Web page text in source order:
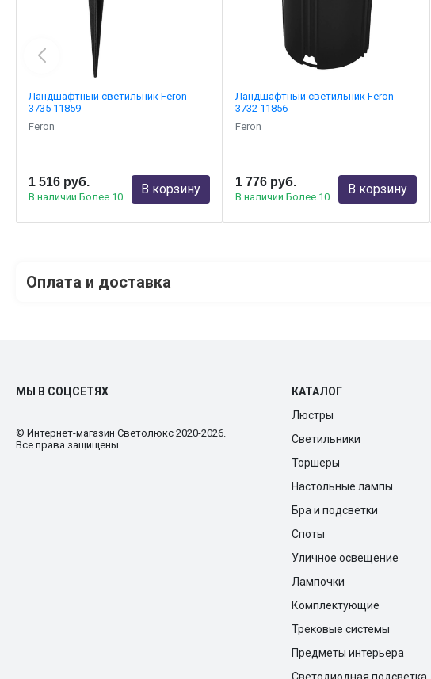
Ландшафтный светильник Feron
3735 11859
Feron
1 516 руб.
В наличии Более 10
В корзину
Ландшафтный светильник Feron
3732 11856
Feron
1 776 руб.
В наличии Более 10
В корзину
Оплата и доставка
МЫ В СОЦСЕТЯХ
© Интернет-магазин Cветолюкс 2020-2026.
Все права защищены
КАТАЛОГ
Люстры
Светильники
Торшеры
Настольные лампы
Бра и подсветки
Споты
Уличное освещение
Лампочки
Комплектующие
Трековые системы
Предметы интерьера